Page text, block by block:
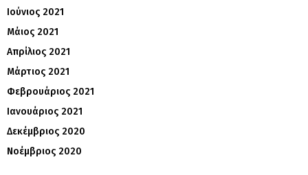
Ιούνιος 2021
Μάιος 2021
Απρίλιος 2021
Μάρτιος 2021
Φεβρουάριος 2021
Ιανουάριος 2021
Δεκέμβριος 2020
Νοέμβριος 2020